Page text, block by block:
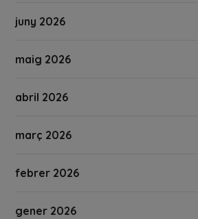
juny 2026
maig 2026
abril 2026
març 2026
febrer 2026
gener 2026